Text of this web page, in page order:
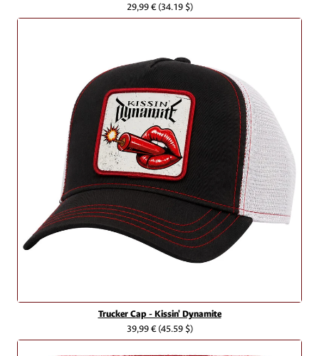
29,99 €(34.19 $)
Trucker Cap - Kissin' Dynamite
39,99 €(45.59 $)